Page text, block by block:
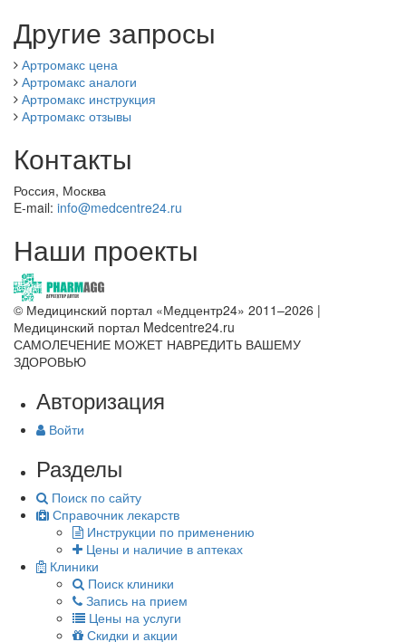
Другие запросы
Артромакс цена
Артромакс аналоги
Артромакс инструкция
Артромакс отзывы
Контакты
Россия, Москва
E-mail: info@medcentre24.ru
Наши проекты
© Медицинский портал «Медцентр24» 2011–2026 |
Медицинский портал Medcentre24.ru
САМОЛЕЧЕНИЕ МОЖЕТ НАВРЕДИТЬ ВАШЕМУ
ЗДОРОВЬЮ
Авторизация
Войти
Разделы
Поиск по сайту
Справочник лекарств
Инструкции по применению
Цены и наличие в аптеках
Клиники
Поиск клиники
Запись на прием
Цены на услуги
Скидки и акции